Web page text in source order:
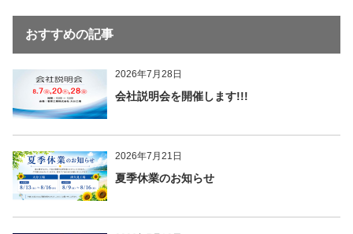
おすすめの記事
2026年7月28日
会社説明会を開催します!!!
2026年7月21日
夏季休業のお知らせ